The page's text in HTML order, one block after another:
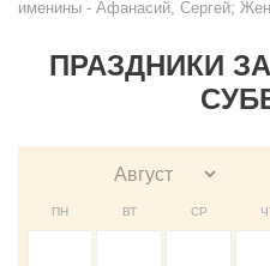
именины - Афанасий, Сергей;
ПРАЗДНИКИ
ПН ВТ СР